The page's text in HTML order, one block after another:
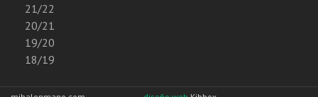
21/22
20/21
19/20
18/19